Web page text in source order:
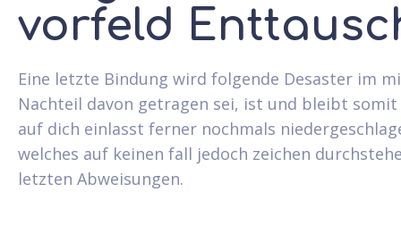
vorfeld
Eine letzte Bindung wird folgende Desaster im
Nachteil davon getragen sei, ist und bleibt
auf dich einlasst ferner nochmals
welches auf keinen fall jedoch zeichen
letzten Abweisungen.